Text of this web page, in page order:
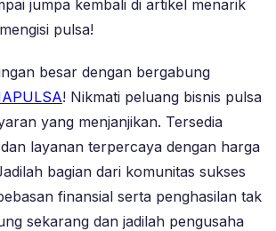
jumpa kembali di artikel menarik
pulsa!
besar dengan bergabung
! Nikmati peluang bisnis pulsa
yang menjanjikan. Tersedia
layanan terpercaya dengan harga
bagian dari komunitas sukses
finansial serta penghasilan tak
sekarang dan jadilah pengusaha